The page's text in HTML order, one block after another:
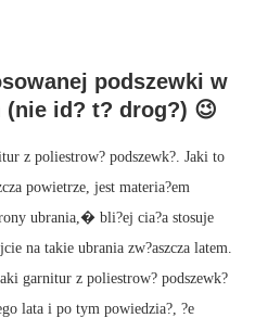
podszewki w
id? t? drog?) 😉
z poliestrow? podszewk?. Jaki to
powietrze, jest materia?em
ubrania,� bli?ej cia?a stosuje
na takie ubrania zw?aszcza latem.
garnitur z poliestrow? podszewk?
lata i po tym powiedzia?, ?e